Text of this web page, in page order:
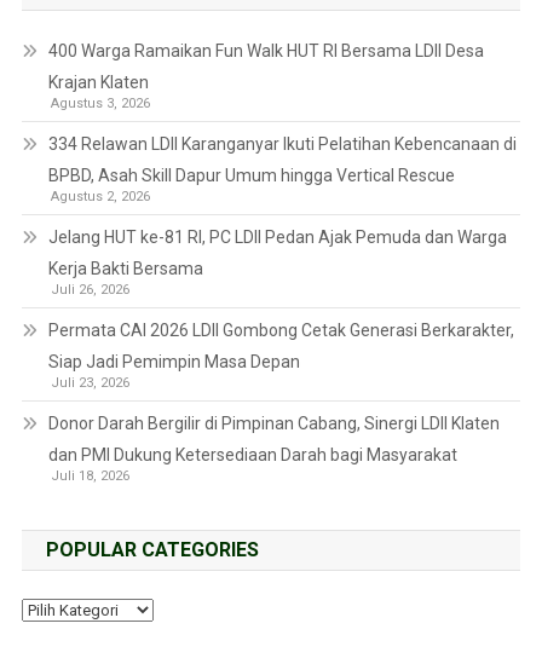
400 Warga Ramaikan Fun Walk HUT RI Bersama LDII Desa
Krajan Klaten
Agustus 3, 2026
334 Relawan LDII Karanganyar Ikuti Pelatihan Kebencanaan di
BPBD, Asah Skill Dapur Umum hingga Vertical Rescue
Agustus 2, 2026
Jelang HUT ke-81 RI, PC LDII Pedan Ajak Pemuda dan Warga
Kerja Bakti Bersama
Juli 26, 2026
Permata CAI 2026 LDII Gombong Cetak Generasi Berkarakter,
Siap Jadi Pemimpin Masa Depan
Juli 23, 2026
Donor Darah Bergilir di Pimpinan Cabang, Sinergi LDII Klaten
dan PMI Dukung Ketersediaan Darah bagi Masyarakat
Juli 18, 2026
POPULAR CATEGORIES